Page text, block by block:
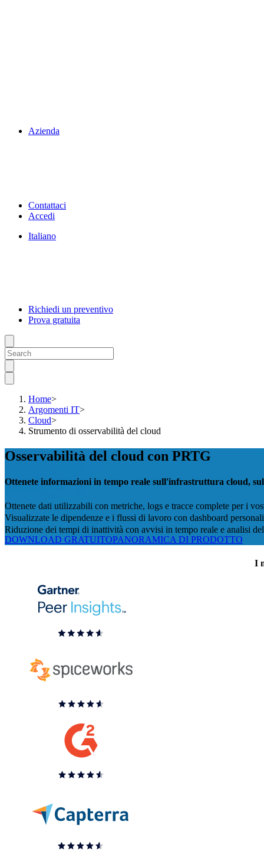
Azienda
Contattaci
Accedi
Italiano
Richiedi un preventivo
Prova gratuita
Home>
Argomenti IT>
Cloud>
Strumento di osservabilità del cloud
Osservabilità del cloud con PRTG
Ottenete informazioni in tempo reale sull'infrastruttura cloud,
Ottenete dati utilizzabili con metriche, logs e tracce complete per i
Visualizzate le dipendenze e i flussi di lavoro con dashboard
Riduzione dei tempi di inattività con avvisi in tempo reale e analisi
DOWNLOAD GRATUITOPANORAMICA DI PRODOTTO
I